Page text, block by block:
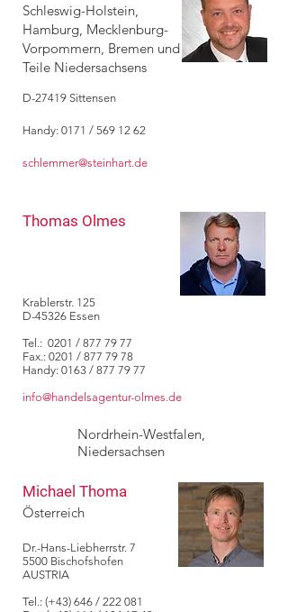
Schleswig-Holstein,
Hamburg, Mecklenburg-
Vorpommern, Bremen und
Teile Niedersachsens
D-27419 Sittensen
Handy: 0171 / 569 12 62
schlemmer@steinhart.de
Thomas Olmes
Krablerstr. 125
D-45326 Essen
Tel.: 0201 / 877 79 77
Fax.: 0201 / 877 79 78
Handy: 0163 / 877 79 77
info@handelsagentur-olmes.de
Nordrhein-Westfalen,
Niedersachsen
Dr.-Hans-Liebherrstr. 7
5500 Bischofshofen
AUSTRIA
Tel.: (+43) 646 / 222 081
Michael Thoma
Österreich